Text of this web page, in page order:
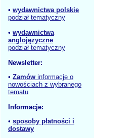
• wydawnictwa polskie
podział tematyczny
• wydawnictwa
anglojęzyczne
podział tematyczny
Newsletter:
• Zamów informacje o
nowościach z wybranego
tematu
Informacje:
• sposoby płatności i
dostawy